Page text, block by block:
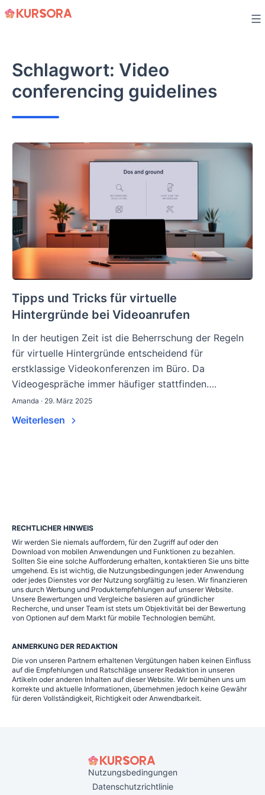
Zum
Schlagwort: Video
conferencing guidelines
Tipps und Tricks für virtuelle
Hintergründe bei Videoanrufen
In der heutigen Zeit ist die Beherrschung der Regeln
für virtuelle Hintergründe entscheidend für
erstklassige Videokonferenzen im Büro. Da
Videogespräche immer häufiger stattfinden….
Amanda · 29. März 2025
Weiterlesen
RECHTLICHER HINWEIS
Wir werden Sie niemals auffordern, für den Zugriff auf oder den
Download von mobilen Anwendungen und Funktionen zu bezahlen.
Sollten Sie eine solche Aufforderung erhalten, kontaktieren Sie uns bitte
umgehend. Es ist wichtig, die Nutzungsbedingungen jeder Anwendung
oder jedes Dienstes vor der Nutzung sorgfältig zu lesen. Wir finanzieren
uns durch Werbung und Produktempfehlungen auf unserer Website.
Unsere Bewertungen und Vergleiche basieren auf gründlicher
Recherche, und unser Team ist stets um Objektivität bei der Bewertung
von Optionen auf dem Markt für mobile Technologien bemüht.
ANMERKUNG DER REDAKTION
Die von unseren Partnern erhaltenen Vergütungen haben keinen Einfluss
auf die Empfehlungen und Ratschläge unserer Redaktion in unseren
Artikeln oder anderen Inhalten auf dieser Website. Wir bemühen uns um
korrekte und aktuelle Informationen, übernehmen jedoch keine Gewähr
für deren Vollständigkeit, Richtigkeit oder Anwendbarkeit.
Nutzungsbedingungen
Datenschutzrichtlinie